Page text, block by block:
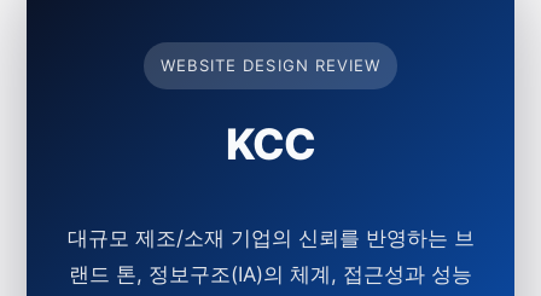
WEBSITE DESIGN REVIEW
KCC
대규모 제조/소재 기업의 신뢰를 반영하는 브
랜드 톤, 정보구조(IA)의 체계, 접근성과 성능